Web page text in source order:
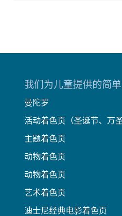
我们为儿童提供的简
曼陀罗
活动着色页（圣诞节、万
主题着色页
动物着色页
动物着色页
艺术着色页
迪士尼经典电影着色页